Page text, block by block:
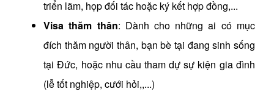
triển lãm, họp đối tác hoặc ký kết hợp đồng,...
Visa thăm thân: Dành cho những ai có mục
đích thăm người thân, bạn bè tại đang sinh sống
tại Đức, hoặc nhu cầu tham dự sự kiện gia đình
(lễ tốt nghiệp, cưới hỏi,,...)